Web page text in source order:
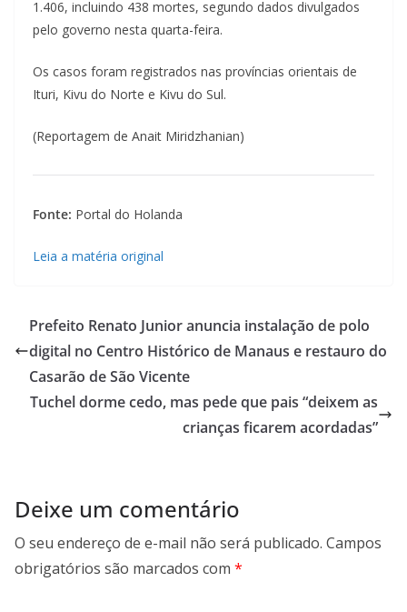
1.406, incluindo 438 mortes, segundo dados divulgados
pelo governo nesta quarta-feira.
Os casos foram registrados nas províncias orientais de
Ituri, Kivu do Norte e Kivu do Sul.
(Reportagem de Anait Miridzhanian)
Fonte: Portal do Holanda
Leia a matéria original
Prefeito Renato Junior anuncia instalação de polo
digital no Centro Histórico de Manaus e restauro do
Casarão de São Vicente
Tuchel dorme cedo, mas pede que pais “deixem as
crianças ficarem acordadas”
Deixe um comentário
O seu endereço de e-mail não será publicado. Campos
obrigatórios são marcados com *